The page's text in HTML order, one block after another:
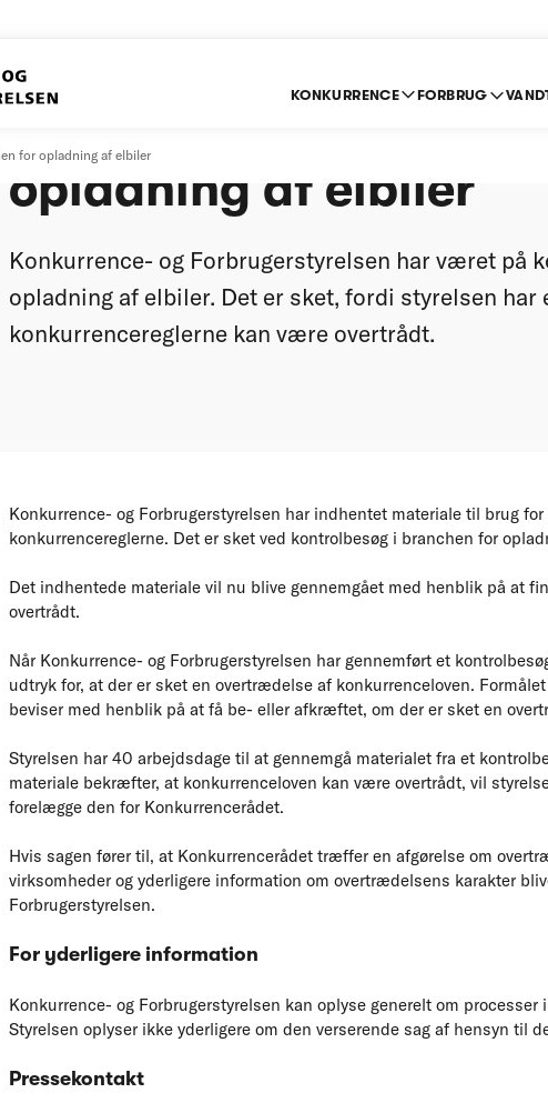
KONKURRENCE FORBRUG
for opladning af elbiler
opladning af elbiler
Konkurrence- og Forbrugerstyrelsen har været på
opladning af elbiler. Det er sket, fordi styrelsen har
konkurrencereglerne kan være overtrådt.
Konkurrence- og Forbrugerstyrelsen har indhentet materiale til brug
konkurrencereglerne. Det er sket ved kontrolbesøg i branchen for
Det indhentede materiale vil nu blive gennemgået med henblik på at
overtrådt.
Når Konkurrence- og Forbrugerstyrelsen har gennemført et
udtryk for, at der er sket en overtrædelse af konkurrenceloven.
beviser med henblik på at få be- eller afkræftet, om der er sket en
Styrelsen har 40 arbejdsdage til at gennemgå materialet fra et
materiale bekræfter, at konkurrenceloven kan være overtrådt, vil
forelægge den for Konkurrencerådet.
Hvis sagen fører til, at Konkurrencerådet træffer en afgørelse om
virksomheder og yderligere information om overtrædelsens karakter
Forbrugerstyrelsen.
For yderligere information
Konkurrence- og Forbrugerstyrelsen kan oplyse generelt om
Styrelsen oplyser ikke yderligere om den verserende sag af hensyn til
Pressekontakt